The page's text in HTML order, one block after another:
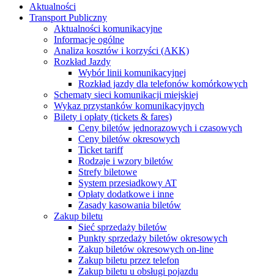
Aktualności
Transport Publiczny
Aktualności komunikacyjne
Informacje ogólne
Analiza kosztów i korzyści (AKK)
Rozkład Jazdy
Wybór linii komunikacyjnej
Rozkład jazdy dla telefonów komórkowych
Schematy sieci komunikacji miejskiej
Wykaz przystanków komunikacyjnych
Bilety i opłaty (tickets & fares)
Ceny biletów jednorazowych i czasowych
Ceny biletów okresowych
Ticket tariff
Rodzaje i wzory biletów
Strefy biletowe
System przesiadkowy AT
Opłaty dodatkowe i inne
Zasady kasowania biletów
Zakup biletu
Sieć sprzedaży biletów
Punkty sprzedaży biletów okresowych
Zakup biletów okresowych on-line
Zakup biletu przez telefon
Zakup biletu u obsługi pojazdu